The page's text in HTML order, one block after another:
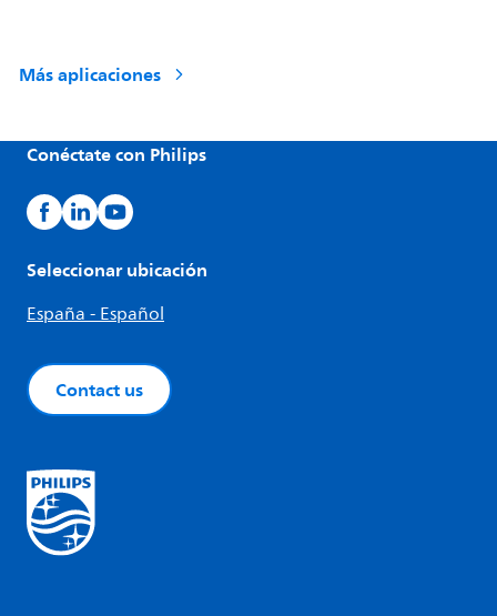
Más aplicaciones
Conéctate con Philips
Seleccionar ubicación
España - Español
Contact us